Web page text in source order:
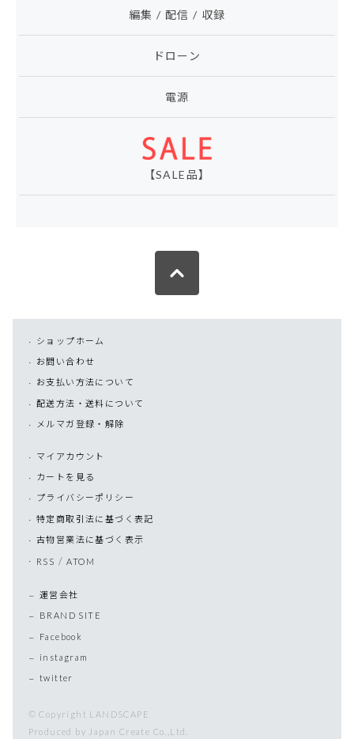
編集 / 配信 / 収録
ドローン
電源
【SALE品】
ショップホーム
お問い合わせ
お支払い方法について
配送方法・送料について
メルマガ登録・解除
マイアカウント
カートを見る
プライバシーポリシー
特定商取引法に基づく表記
古物営業法に基づく表示
RSS /ATOM
運営会社
BRAND SITE
Facebook
instagram
twitter
© Copyright LANDSCAPE
Produced by Japan Create Co.,Ltd.